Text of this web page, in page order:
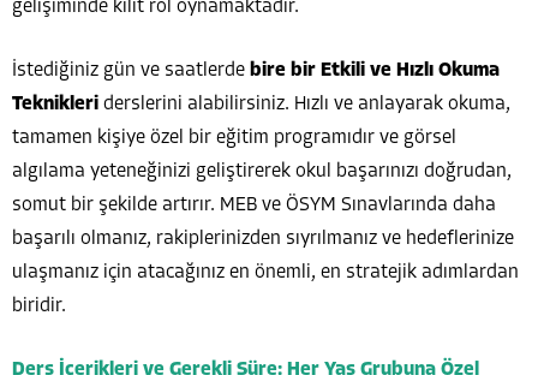
gelişiminde kilit rol oynamaktadır.
İstediğiniz gün ve saatlerde bire bir Etkili ve Hızlı Okuma
Teknikleri derslerini alabilirsiniz. Hızlı ve anlayarak okuma,
tamamen kişiye özel bir eğitim programıdır ve görsel
algılama yeteneğinizi geliştirerek okul başarınızı doğrudan,
somut bir şekilde artırır. MEB ve ÖSYM Sınavlarında daha
başarılı olmanız, rakiplerinizden sıyrılmanız ve hedeflerinize
ulaşmanız için atacağınız en önemli, en stratejik adımlardan
biridir.
Ders İçerikleri ve Gerekli Süre: Her Yaş Grubuna Özel